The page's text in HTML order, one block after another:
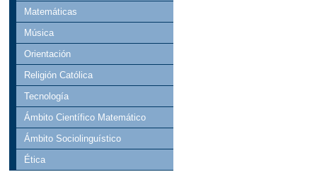
Matemáticas
Música
Orientación
Religión Católica
Tecnología
Ámbito Científico Matemático
Ámbito Sociolinguístico
Ética